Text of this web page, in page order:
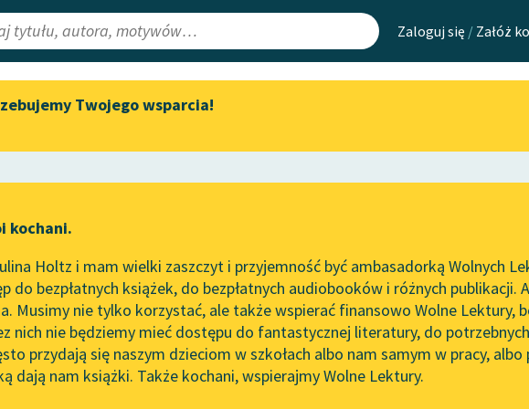
Zaloguj się / Załóż
Lektury
redakcyjne
Aktualności
„Prokurator Alicja Horn” do
literatury skandynawskiej
Spotkanie z Katarzyną Tunkiel
w Oslo
102. lata temu zmarł Joseph
Conrad
Mapa Wolnych Lektur
Leśmianator
API
OAI-PMH
Widget Wolnych Lektur
Twojego wsparcia!
kochani.
Holtz i mam wielki zaszczyt i przyjemność być ambasadorką Wolnych
do bezpłatnych książek, do bezpłatnych audiobooków i różnych publikacji.
Musimy nie tylko korzystać, ale także wspierać finansowo Wolne Lektury,
nich nie będziemy mieć dostępu do fantastycznej literatury, do
przydają się naszym dzieciom w szkołach albo nam samym w pracy,
dają nam książki. Także kochani, wspierajmy Wolne Lektury.
Edgar Wallace✖